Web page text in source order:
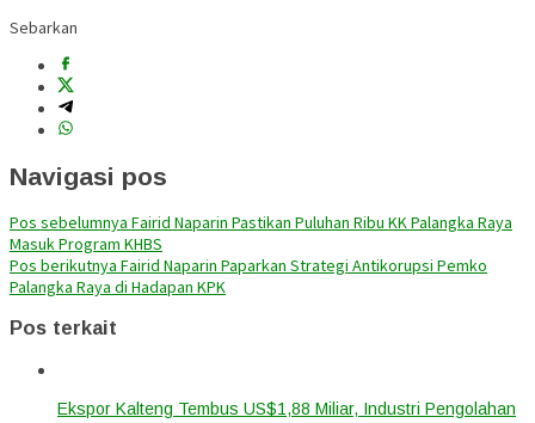
Sebarkan
Navigasi pos
Pos sebelumnya Fairid Naparin Pastikan Puluhan Ribu KK Palangka Raya
Masuk Program KHBS
Pos berikutnya Fairid Naparin Paparkan Strategi Antikorupsi Pemko
Palangka Raya di Hadapan KPK
Pos terkait
Ekspor Kalteng Tembus US$1,88 Miliar, Industri Pengolahan